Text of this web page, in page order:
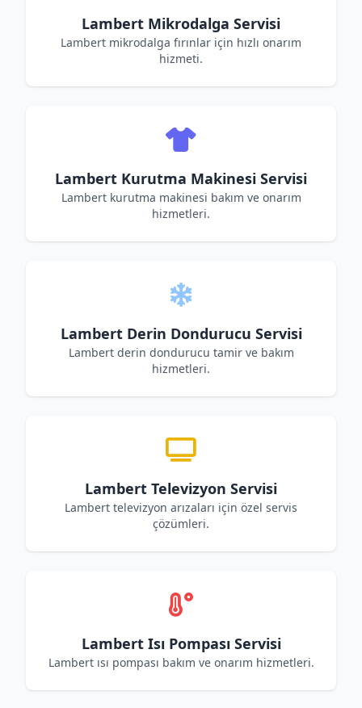
Lambert Mikrodalga Servisi
Lambert mikrodalga fırınlar için hızlı onarım
hizmeti.
Lambert Kurutma Makinesi Servisi
Lambert kurutma makinesi bakım ve onarım
hizmetleri.
Lambert Derin Dondurucu Servisi
Lambert derin dondurucu tamir ve bakım
hizmetleri.
Lambert Televizyon Servisi
Lambert televizyon arızaları için özel servis
çözümleri.
Lambert Isı Pompası Servisi
Lambert ısı pompası bakım ve onarım hizmetleri.